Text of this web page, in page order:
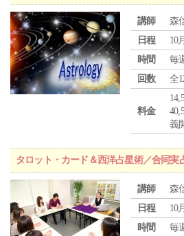
講師
森
日程
10
時間
毎
回数
全
料金
義
タロット・カード＆西洋占星術／合同
講師
森
日程
10
時間
毎